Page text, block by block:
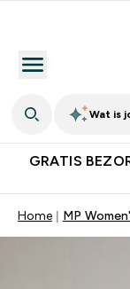
Wat is
GRATIS
Home MP